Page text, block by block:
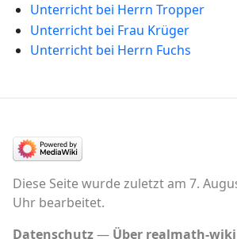
Unterricht bei Herrn Tropper
Unterricht bei Frau Krüger
Unterricht bei Herrn Fuchs
Diese Seite wurde zuletzt am 7.
Uhr bearbeitet.
Datenschutz
Über realmath-wiki